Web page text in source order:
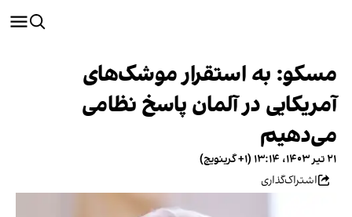
مسکو: به استقرار موشک‌های
آمریکایی در آلمان پاسخ نظامی
می‌دهیم
۲۱ تیر ۱۴۰۳، ۱۳:۱۴ (‎+۱ گرینویچ)
اشتراک‌گذاری